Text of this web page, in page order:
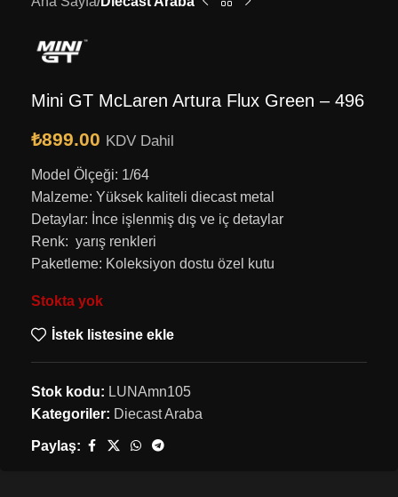
Mini GT McLaren Artura Flux Green – 496
₺899.00 KDV Dahil
Model Ölçeği: 1/64
Malzeme: Yüksek kaliteli diecast metal
Detaylar: İnce işlenmiş dış ve iç detaylar
Renk: yarış renkleri
Paketleme: Koleksiyon dostu özel kutu
Stokta yok
İstek listesine ekle
Stok kodu: LUNAmn105
Kategoriler: Diecast Araba
Paylaş: